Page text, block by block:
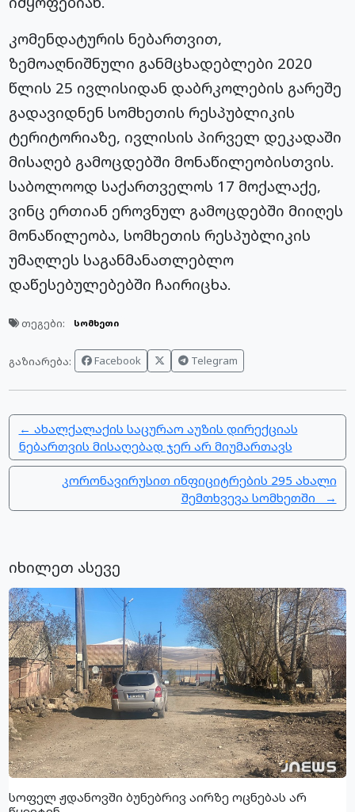
კომენდატურის ნებართვით,
ზემოაღნიშნული განმცხადებლები 2020
წლის 25 ივლისიდან დაბრკოლების გარეშე
გადავიდნენ სომხეთის რესპუბლიკის
ტერიტორიაზე, ივლისის პირველ დეკადაში
მისაღებ გამოცდებში მონაწილეობისთვის.
საბოლოოდ საქართველოს 17 მოქალაქე,
ვინც ერთიან ეროვნულ გამოცდებში მიიღეს
მონაწილეობა, სომხეთის რესპუბლიკის
უმაღლეს საგანმანათლებლო
დაწესებულებებში ჩაირიცხა.
თეგები: სომხეთი
გაზიარება: Facebook Telegram
← ახალქალაქის საცურაო აუზის დირექციას
ნებართვის მისაღებად ჯერ არ მიუმართავს
კორონავირუსით ინფიციტრების 295 ახალი
შემთხვევა სომხეთში →
იხილეთ ასევე
სოფელ ჟდანოვში ბუნებრივ აირზე ოცნებას არ